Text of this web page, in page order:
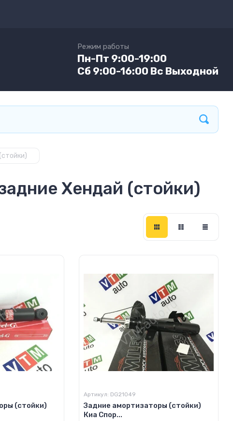
Режим работы
Пн-Пт 9:00-19:00
Сб 9:00-16:00 Вс Выходной
Хендай (стойки)
(стойки)
Артикул: DG21049
Задние амортизаторы (стойки)
Киа Спор...